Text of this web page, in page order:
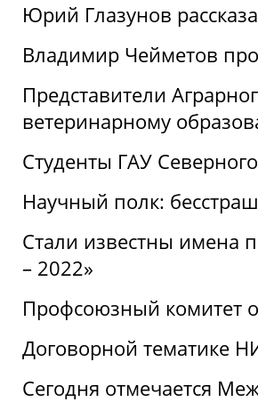
Юрий Глазунов
Владимир Чейметов
Представители
ветеринарному
Студенты ГАУ
Научный полк:
Стали известны имена
– 2022»
Профсоюзный комитет
Договорной тематике
Сегодня отмечается